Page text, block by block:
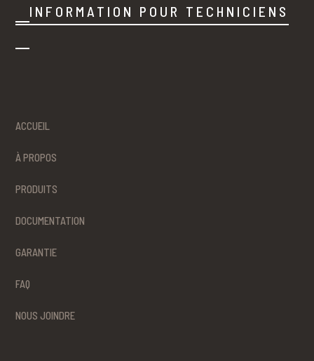
INFORMATION POUR TECHNICIENS
ACCUEIL
À PROPOS
PRODUITS
DOCUMENTATION
GARANTIE
FAQ
NOUS JOINDRE